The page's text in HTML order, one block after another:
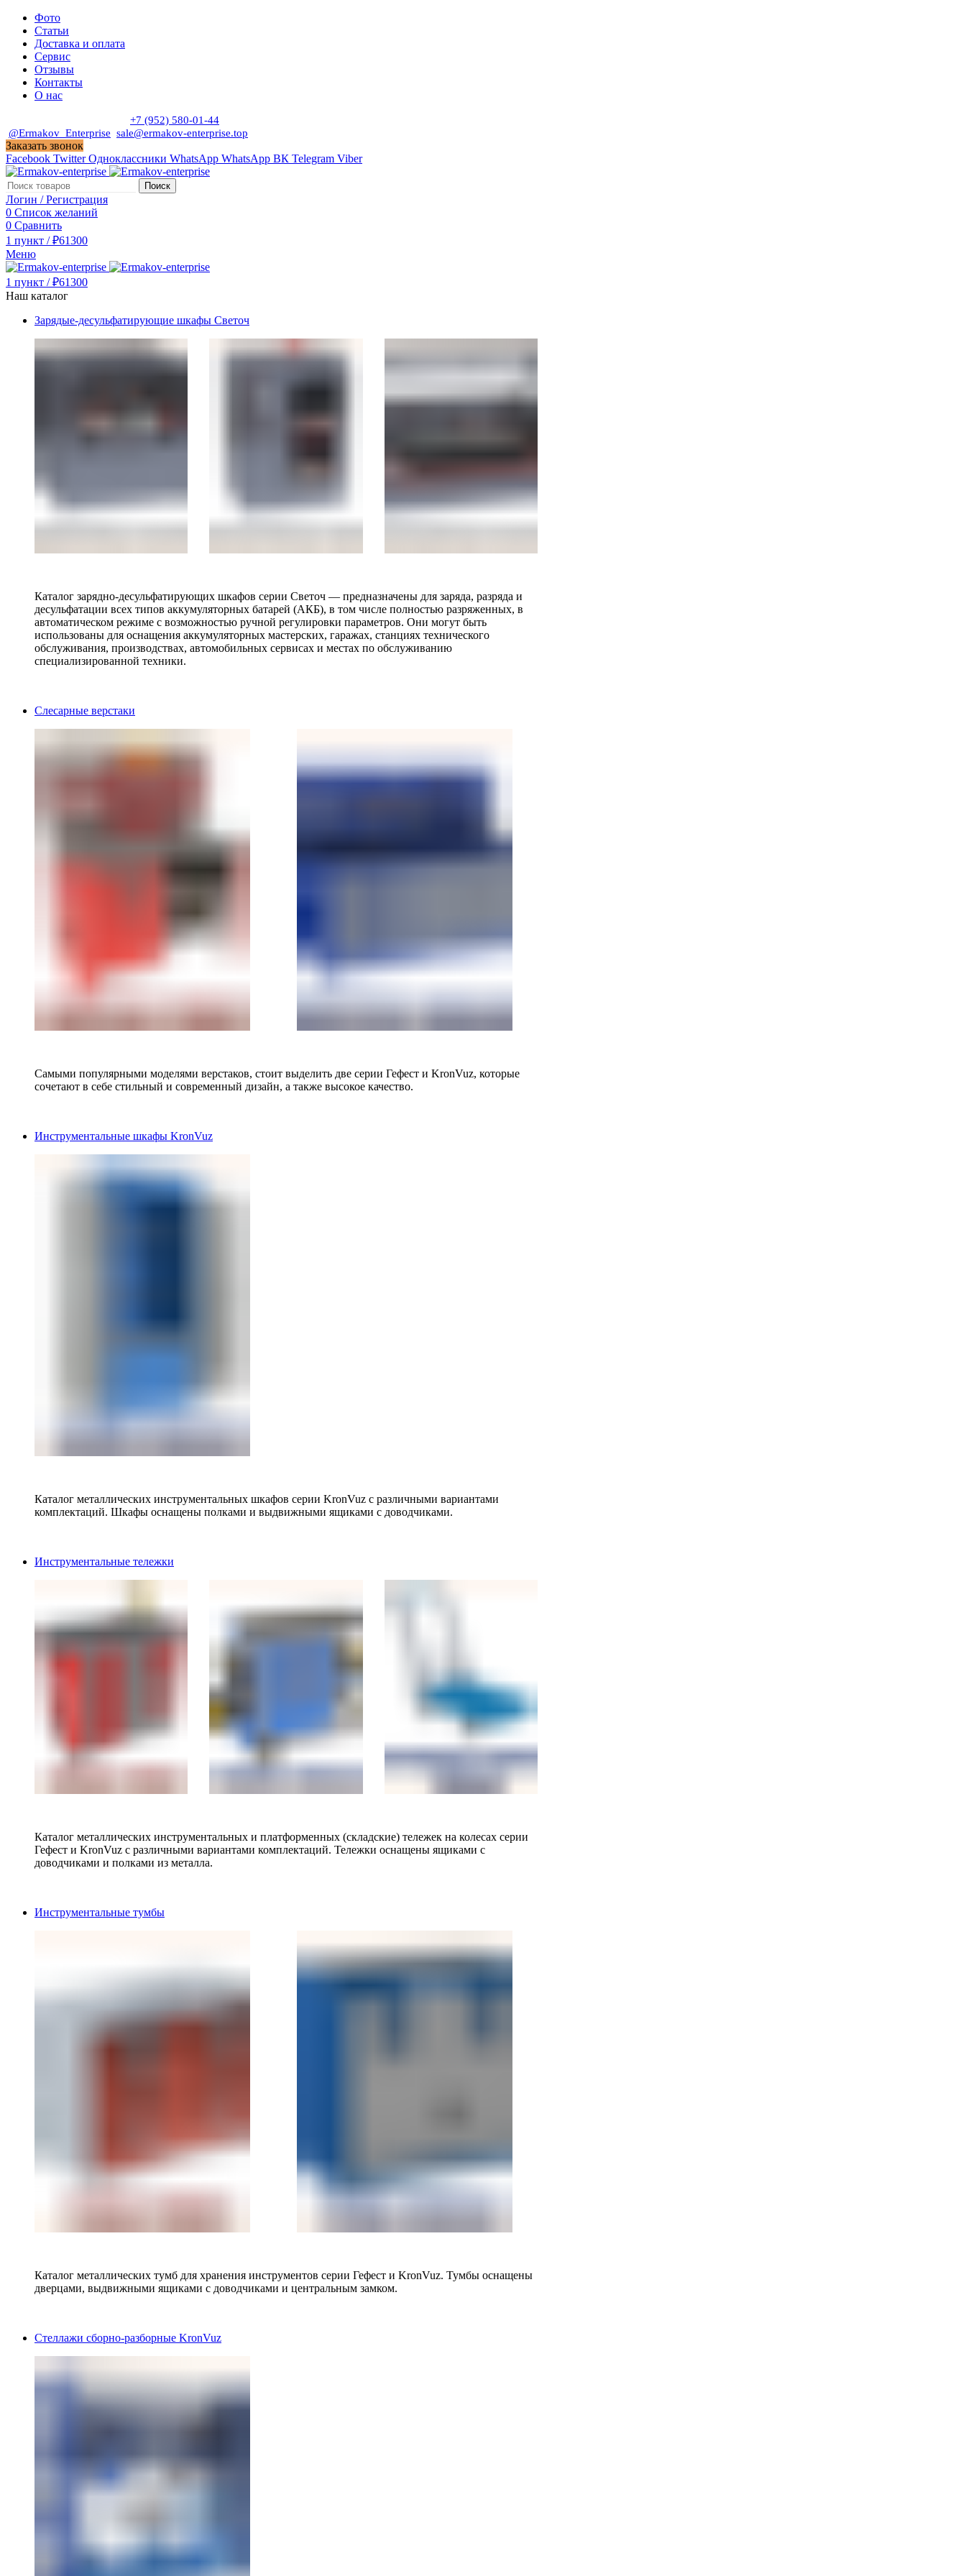
Фото
Статьи
Доставка и оплата
Сервис
Отзывы
Контакты
О нас
+7 (952) 580-01-44
@Ermakov_Enterprise sale@ermakov-enterprise.top
Заказать звонок
Facebook Twitter Одноклассники WhatsApp WhatsApp ВК Telegram Viber
Поиск
Логин / Регистрация
0 Список желаний
0 Сравнить
1 пункт / ₽61300
Меню
1 пункт / ₽61300
Наш каталог
Зарядые-десульфатирующие шкафы Светоч
Каталог зарядно-десульфатирующих шкафов серии Светоч — предназначены для заряда, разряда и
десульфатации всех типов аккумуляторных батарей (АКБ), в том числе полностью разряженных, в
автоматическом режиме с возможностью ручной регулировки параметров. Они могут быть
использованы для оснащения аккумуляторных мастерских, гаражах, станциях технического
обслуживания, производствах, автомобильных сервисах и местах по обслуживанию
специализированной техники.
Слесарные верстаки
Самыми популярными моделями верстаков, стоит выделить две серии Гефест и KronVuz, которые
сочетают в себе стильный и современный дизайн, а также высокое качество.
Инструментальные шкафы KronVuz
Каталог металлических инструментальных шкафов серии KronVuz с различными вариантами
комплектаций. Шкафы оснащены полками и выдвижными ящиками с доводчиками.
Инструментальные тележки
Каталог металлических инструментальных и платформенных (складские) тележек на колесах серии
Гефест и KronVuz с различными вариантами комплектаций. Тележки оснащены ящиками с
доводчиками и полками из металла.
Инструментальные тумбы
Каталог металлических тумб для хранения инструментов серии Гефест и KronVuz. Тумбы оснащены
дверцами, выдвижными ящиками с доводчиками и центральным замком.
Стеллажи сборно-разборные KronVuz